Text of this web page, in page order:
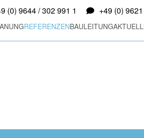
(0) 9644 / 302 991 1 +49 (0)
REFERENZENBAULEITUNG